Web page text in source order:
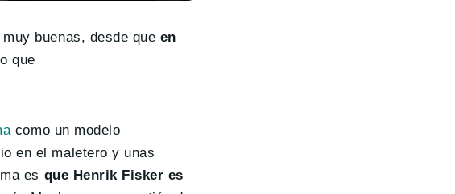
buenas, desde que en
que
como un modelo
en el maletero y unas
es que Henrik Fisker es